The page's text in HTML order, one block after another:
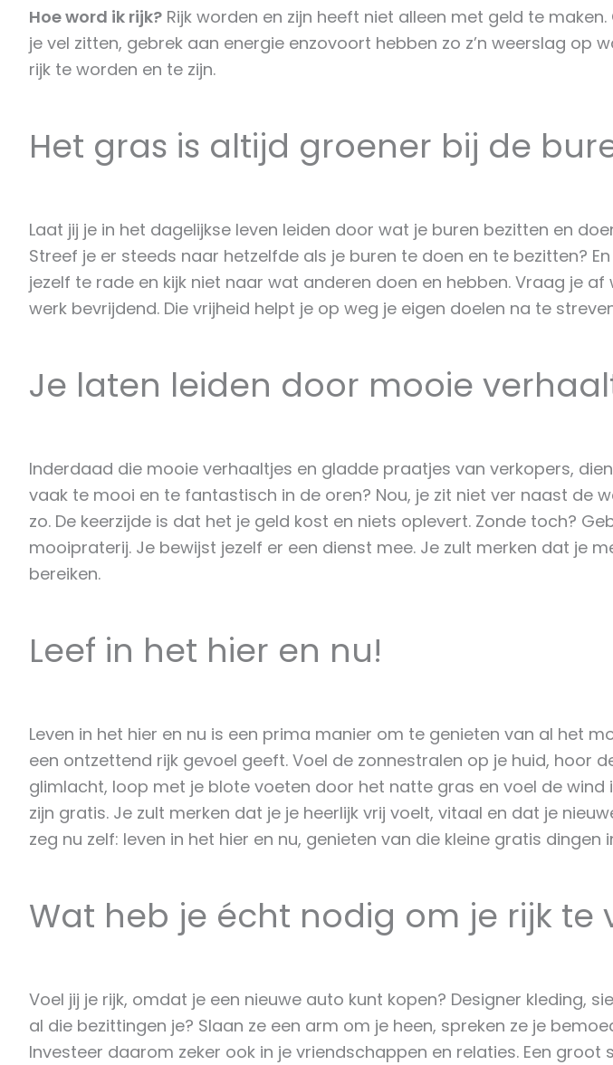
Hoe word ik rijk? Rijk worden en zijn heeft niet alleen met geld te
je vel zitten, gebrek aan energie enzovoort hebben zo z’n weerslag
rijk te worden en te zijn.
Het gras is altijd groener bij de
Laat jij je in het dagelijkse leven leiden door wat je buren bezitten en
Streef je er steeds naar hetzelfde als je buren te doen en te bezitten?
jezelf te rade en kijk niet naar wat anderen doen en hebben. Vraag je
werk bevrijdend. Die vrijheid helpt je op weg je eigen doelen na te
Je laten leiden door mooie
Inderdaad die mooie verhaaltjes en gladde praatjes van verkopers,
vaak te mooi en te fantastisch in de oren? Nou, je zit niet ver naast de
zo. De keerzijde is dat het je geld kost en niets oplevert. Zonde toch?
mooipraterij. Je bewijst jezelf er een dienst mee. Je zult merken dat je
bereiken.
Leef in het hier en nu!
Leven in het hier en nu is een prima manier om te genieten van al het
een ontzettend rijk gevoel geeft. Voel de zonnestralen op je huid,
glimlacht, loop met je blote voeten door het natte gras en voel de wind
zijn gratis. Je zult merken dat je je heerlijk vrij voelt, vitaal en dat je
zeg nu zelf: leven in het hier en nu, genieten van die kleine gratis dingen
Wat heb je écht nodig om je rijk te
Voel jij je rijk, omdat je een nieuwe auto kunt kopen? Designer kleding,
al die bezittingen je? Slaan ze een arm om je heen, spreken ze je
Investeer daarom zeker ook in je vriendschappen en relaties. Een